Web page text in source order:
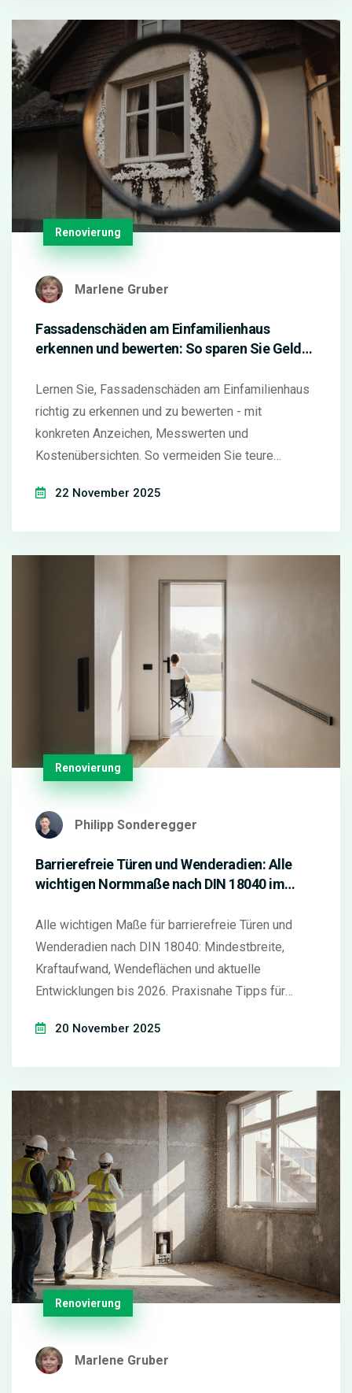
Renovierung
Marlene Gruber
Fassadenschäden am Einfamilienhaus
erkennen und bewerten: So sparen Sie Geld
Lernen Sie, Fassadenschäden am Einfamilienhaus
richtig zu erkennen und zu bewerten - mit
konkreten Anzeichen, Messwerten und
Kostenübersichten. So vermeiden Sie teure
Sanierungskosten.
22 November 2025
Renovierung
Philipp Sonderegger
Barrierefreie Türen und Wenderadien: Alle
wichtigen Normmaße nach DIN 18040 im
Alle wichtigen Maße für barrierefreie Türen und
Wenderadien nach DIN 18040: Mindestbreite,
Kraftaufwand, Wendeflächen und aktuelle
Entwicklungen bis 2026. Praxisnahe Tipps für
20 November 2025
Renovierung
Marlene Gruber